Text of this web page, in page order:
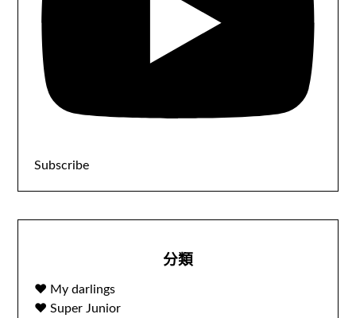
Subscribe
分類
♥ My darlings
♥ Super Junior